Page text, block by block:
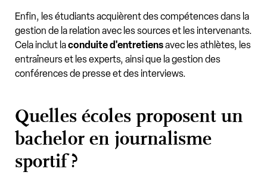
Enfin, les étudiants acquièrent des compétences dans la
gestion de la relation avec les sources et les intervenants.
Cela inclut laconduite d'entretiensavec les athlètes, les
entraîneurs et les experts, ainsi que la gestion des
conférences de presse et des interviews.
Quelles écoles proposent un
bachelor en journalisme
sportif ?